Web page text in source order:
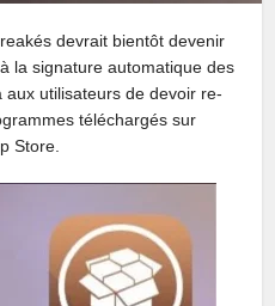
devrait bientôt devenir
la signature automatique des
aux utilisateurs de devoir re-
téléchargés sur
Store.